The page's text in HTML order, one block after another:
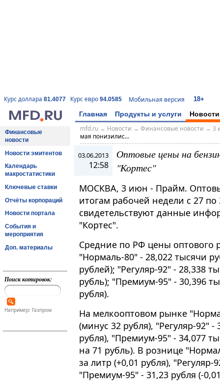
Курс доллара 81.4077 Курс евро 94.0585 Мобильная версия 18+
Главная Продукты и услуги Новости
Финансовые
новости
Новости эмитентов
Календарь
макростатистики
Ключевые ставки
Отчёты корпораций
Новости портала
События и
мероприятия
Доп. материалы
Поиск котировок:
Например: Газпром
mfd.ru→ Новости → Финансовые новости → 3
мая понизилис...
03.06.2013
12:58
Оптовые цены на
"Кортес"
МОСКВА, 3 июн - Прайм.
итогам рабочей недели с 27
свидетельствуют данные
"Кортес".
Средние по РФ цены оптового
"Нормаль-80" - 28,022 тысячи
рублей); "Регуляр-92" - 28,338
рубль); "Премиум-95" - 30,396
рубля).
На мелкооптовом рынке
(минус 32 рубля), "Регуляр-92"
рубля), "Премиум-95" - 34,077
на 71 рубль). В рознице
за литр (+0,01 рубля),
"Премиум-95" - 31,23 рубля (-